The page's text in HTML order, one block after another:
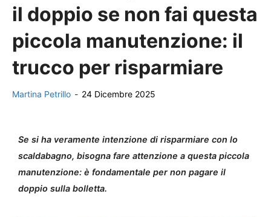
il doppio se non fai questa
piccola manutenzione: il
trucco per risparmiare
Martina Petrillo - 24 Dicembre 2025
Se si ha veramente intenzione di risparmiare con lo
scaldabagno, bisogna fare attenzione a questa piccola
manutenzione: è fondamentale per non pagare il
doppio sulla bolletta.